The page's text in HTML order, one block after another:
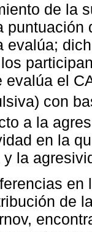
de la
evalúa;
evalúa el
con
a la
en la
la
de